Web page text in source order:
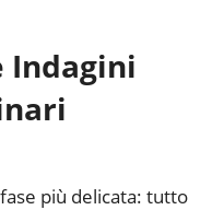
Indagini
più delicata: tutto